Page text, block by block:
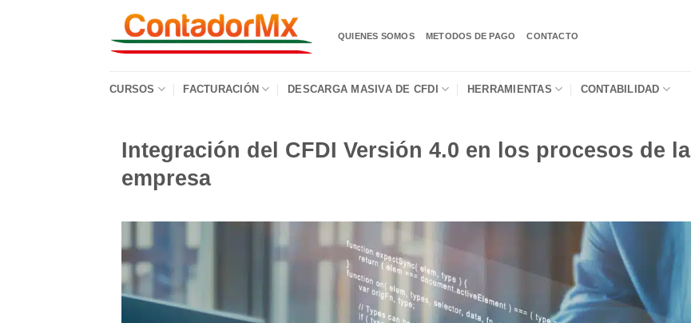
QUIENES SOMOS METODOS DE PAGO CONTACTO
CURSOS FACTURACIÓN DESCARGA MASIVA DE CFDI HERRAMIENTAS CONTABILIDAD
Integración del CFDI Versión 4.0 en los procesos de la
empresa